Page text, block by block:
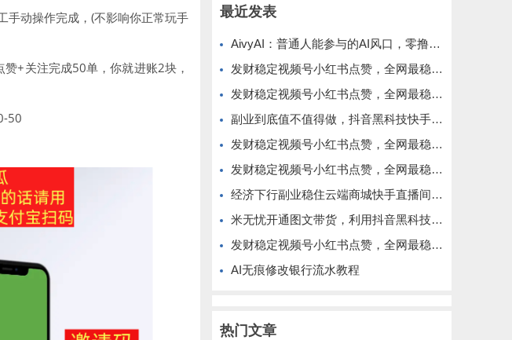
手动操作完成，(不影响你正常玩手
+关注完成50单，你就进账2块，
50
最近发表
AivyAI：普通人能参与的AI风口，零撸AVAX，首码上线速度上车！
发财稳定视频号小红书点赞，全网最稳定绿色的项目，价格拉满的哦
发财稳定视频号小红书点赞，全网最稳定绿色的项目，今年再加油
副业到底值不值得做，抖音黑科技快手上人涨粉云端商城真能逆袭赚钱
发财稳定视频号小红书点赞，全网最稳定绿色的项目，完美来拉新
发财稳定视频号小红书点赞，全网最稳定绿色的项目，完全自动了
经济下行副业稳住云端商城快手直播间挂铁涨粉丝抖音黑科技实操
米无忧开通图文带货，利用抖音黑科技商城快速涨粉1000+，单日变现2W！
发财稳定视频号小红书点赞，全网最稳定绿色的项目，完美自动了
AI无痕修改银行流水教程
热门文章